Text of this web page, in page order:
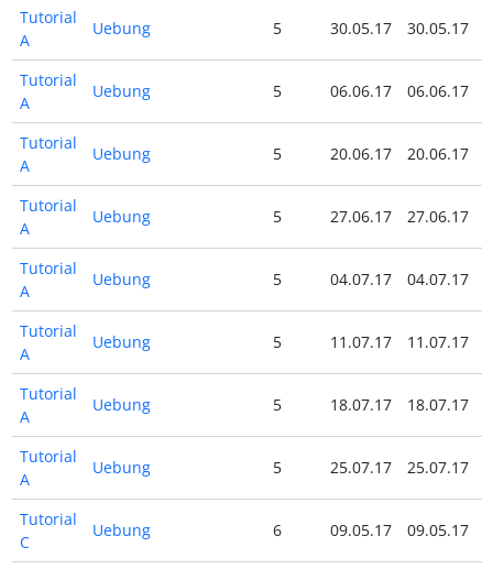
Tutorial
A
Uebung 5 30.05.17 30.05.17
Tutorial
A
Uebung 5 06.06.17 06.06.17
Tutorial
A
Uebung 5 20.06.17 20.06.17
Tutorial
A
Uebung 5 27.06.17 27.06.17
Tutorial
A
Uebung 5 04.07.17 04.07.17
Tutorial
A
Uebung 5 11.07.17 11.07.17
Tutorial
A
Uebung 5 18.07.17 18.07.17
Tutorial
A
Uebung 5 25.07.17 25.07.17
Tutorial
C
Uebung 6 09.05.17 09.05.17